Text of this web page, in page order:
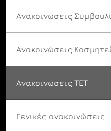
Ανακοινώσεις
Ανακοινώσεις
Ανακοινώσεις ΤΕΤ
Γενικές ανακοινώσεις